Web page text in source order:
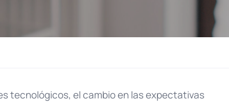
tecnológicos, el cambio en las expectativas